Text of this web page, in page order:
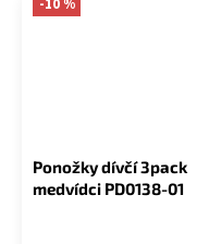
-10 %
Ponožky dívčí 3pack
medvídci PD0138-01